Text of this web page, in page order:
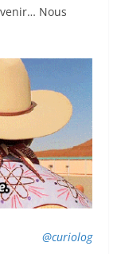
Nous
@curiolog